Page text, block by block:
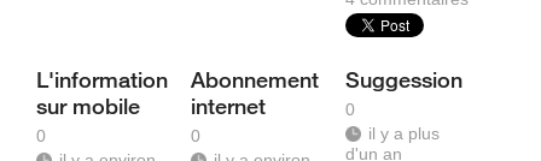
L'information
sur mobile
0
Abonnement
internet
0
Suggession
0
il y a plus
d'un an